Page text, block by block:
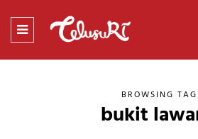
BROWSING TAG
bukit